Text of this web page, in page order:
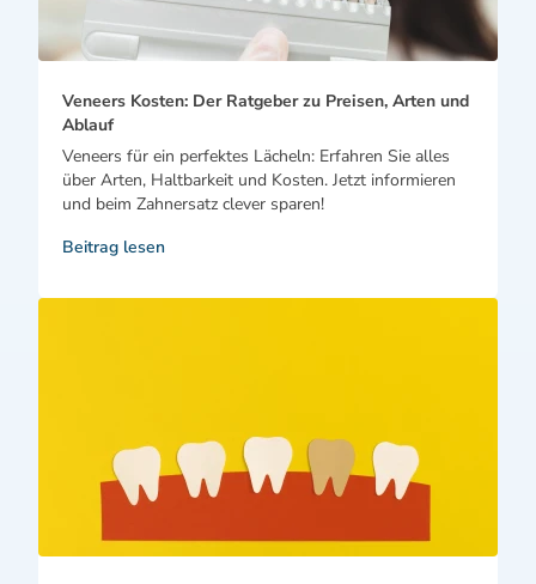
Veneers Kosten: Der Ratgeber zu Preisen, Arten und
Ablauf
Veneers für ein perfektes Lächeln: Erfahren Sie alles
über Arten, Haltbarkeit und Kosten. Jetzt informieren
und beim Zahnersatz clever sparen!
Beitrag lesen